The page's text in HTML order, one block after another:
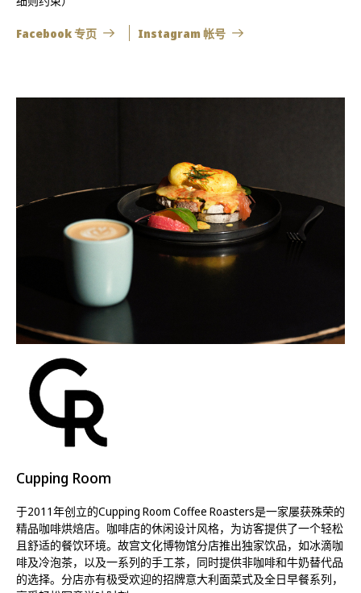
Facebook 专页 Instagram 帐号
Cupping Room
于2011年创立的Cupping Room Coffee Roasters是一家屡获殊荣的
精品咖啡烘焙店。咖啡店的休闲设计风格，为访客提供了一个轻松
且舒适的餐饮环境。故宫文化博物馆分店推出独家饮品，如冰滴咖
啡及冷泡茶，以及一系列的手工茶，同时提供非咖啡和牛奶替代品
的选择。分店亦有极受欢迎的招牌意大利面菜式及全日早餐系列，